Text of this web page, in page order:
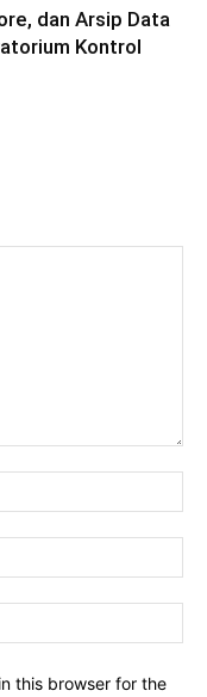
dan Arsip Data
Kontrol
this browser for the